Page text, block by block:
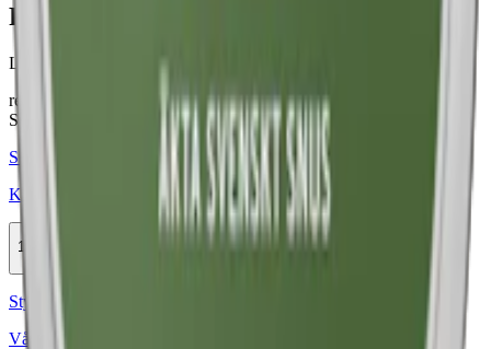
Färskt snus
Läs mer om hur du förvarar Kronan Stark Vit Portion
relaterade produkter
Stark
Styrka Stark · Large
Kronan Stark Original Portion
10-pack
Styrka Normal · Large
Vårgårda Skog Vit Portion